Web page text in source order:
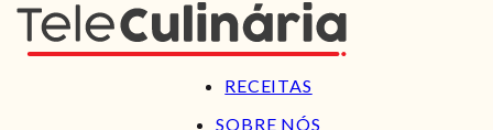
RECEITAS
SOBRE NÓS